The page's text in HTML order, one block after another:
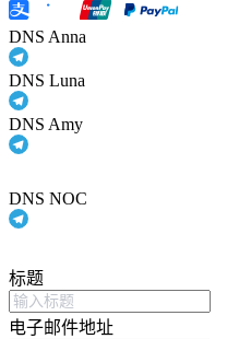
DNS Anna
DNS Luna
DNS Amy
DNS NOC
标题
电子邮件地址